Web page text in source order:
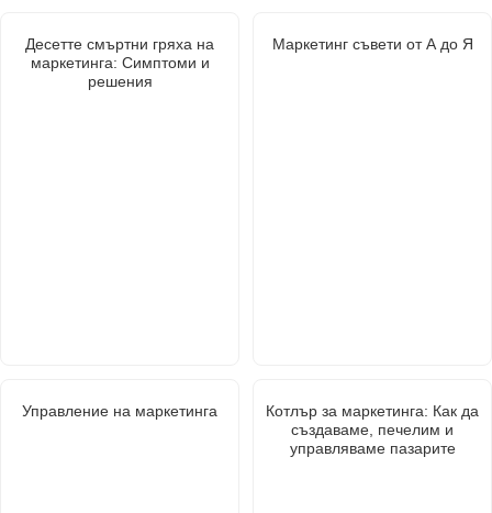
Десетте смъртни гряха на
маркетинга: Симптоми и
решения
Маркетинг съвети от А до Я
Управление на маркетинга
Котлър за маркетинга: Как да
създаваме, печелим и
управляваме пазарите